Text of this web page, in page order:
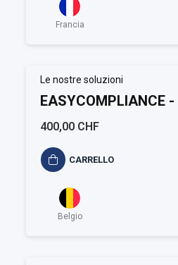
Francia
Le nostre soluzioni
400,00 CHF
CARRELLO
Belgio